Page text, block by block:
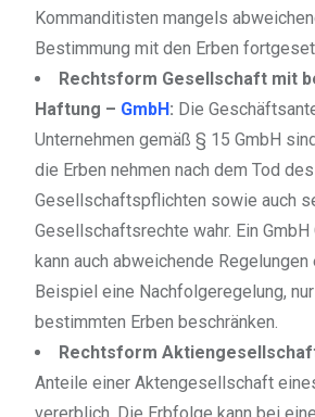
Kommanditisten mangels
Bestimmung mit den Erben
Rechtsform Gesellschaft mit
Haftung – GmbH : Die
Unternehmen gemäß § 15 GmbH
die Erben nehmen nach dem Tod
Gesellschaftspflichten sowie auch
Gesellschaftsrechte wahr. Ein
kann auch abweichende
Beispiel eine Nachfolgeregelung,
bestimmten Erben beschränken.
Rechtsform
Anteile einer Aktengesellschaft